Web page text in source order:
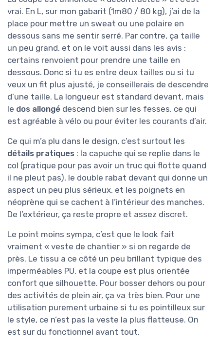
vrai. En L, sur mon gabarit (1m80 / 80 kg), j’ai de la
place pour mettre un sweat ou une polaire en
dessous sans me sentir serré. Par contre, ça taille
un peu grand, et on le voit aussi dans les avis :
certains renvoient pour prendre une taille en
dessous. Donc si tu es entre deux tailles ou si tu
veux un fit plus ajusté, je conseillerais de descendre
d’une taille. La longueur est standard devant, mais
le dos allongé descend bien sur les fesses, ce qui
est agréable à vélo ou pour éviter les courants d’air.
Ce qui m’a plu dans le design, c’est surtout les
détails pratiques : la capuche qui se replie dans le
col (pratique pour pas avoir un truc qui flotte quand
il ne pleut pas), le double rabat devant qui donne un
aspect un peu plus sérieux, et les poignets en
néoprène qui se cachent à l’intérieur des manches.
De l’extérieur, ça reste propre et assez discret.
Le point moins sympa, c’est que le look fait
vraiment « veste de chantier » si on regarde de
près. Le tissu a ce côté un peu brillant typique des
imperméables PU, et la coupe est plus orientée
confort que silhouette. Pour bosser dehors ou pour
des activités de plein air, ça va très bien. Pour une
utilisation purement urbaine si tu es pointilleux sur
le style, ce n’est pas la veste la plus flatteuse. On
est sur du fonctionnel avant tout.